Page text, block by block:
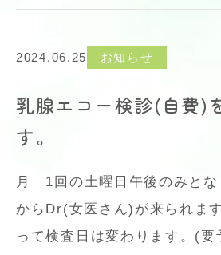
2024.06.25 お知らせ
乳腺エコー検診(自費)
す。
月 1回の土曜日午後のみとな
からDr(女医さん)が来られま
って検査日は変わります。(要